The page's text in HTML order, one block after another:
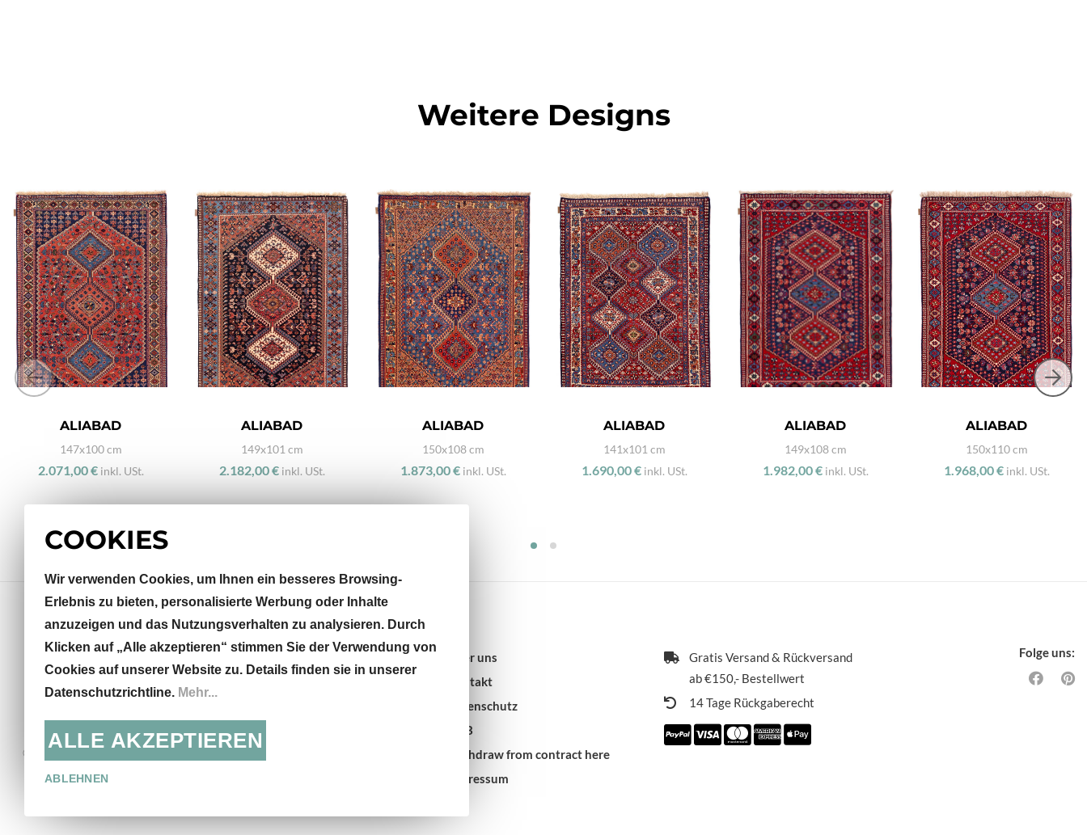
Weitere Designs
ALIABAD
147x100 cm
2.071,00 € inkl. USt.
ALIABAD
149x101 cm
2.182,00 € inkl. USt.
ALIABAD
150x108 cm
1.873,00 € inkl. USt.
ALIABAD
141x101 cm
1.690,00 € inkl. USt.
ALIABAD
149x108 cm
1.982,00 € inkl. USt.
ALIABAD
150x110 cm
1.968,00 € inkl. USt.
COOKIES
Wir verwenden Cookies, um Ihnen ein besseres Browsing-
Erlebnis zu bieten, personalisierte Werbung oder Inhalte
anzuzeigen und das Nutzungsverhalten zu analysieren. Durch
Klicken auf „Alle akzeptieren“ stimmen Sie der Verwendung von
Cookies auf unserer Website zu. Details finden sie in unserer
Datenschutzrichtline. Mehr...
ALLE AKZEPTIEREN
ABLEHNEN
© KHODAI - Handmade Carpets
+43 662 871435
Über uns
Kontakt
Datenschutz
AGB
Withdraw from contract here
Impressum
Gratis Versand & Rückversand
ab €150,- Bestellwert
14 Tage Rückgaberecht
Folge uns: